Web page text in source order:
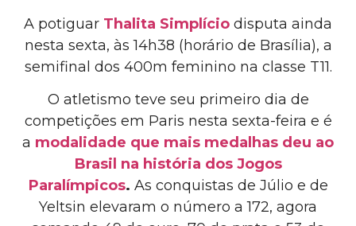
A potiguar Thalita Simplício disputa ainda
nesta sexta, às 14h38 (horário de Brasília), a
semifinal dos 400m feminino na classe T11.
O atletismo teve seu primeiro dia de
competições em Paris nesta sexta-feira e é
a modalidade que mais medalhas deu ao
Brasil na história dos Jogos
Paralímpicos. As conquistas de Júlio e de
Yeltsin elevaram o número a 172, agora